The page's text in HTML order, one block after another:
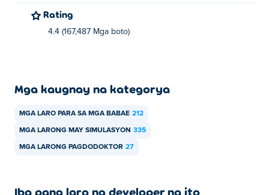
Rating
4.4 (167,487 Mga boto)
Mga kaugnay na kategorya
MGA LARO PARA SA MGA BABAE 212
MGA LARONG MAY SIMULASYON 335
MGA LARONG PAGDODOKTOR 27
Iba pang laro ng developer na ito